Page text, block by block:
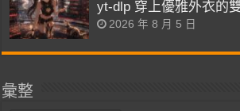
yt-dlp 穿上優雅外衣的
2026 年 8 月 5 日
彙整